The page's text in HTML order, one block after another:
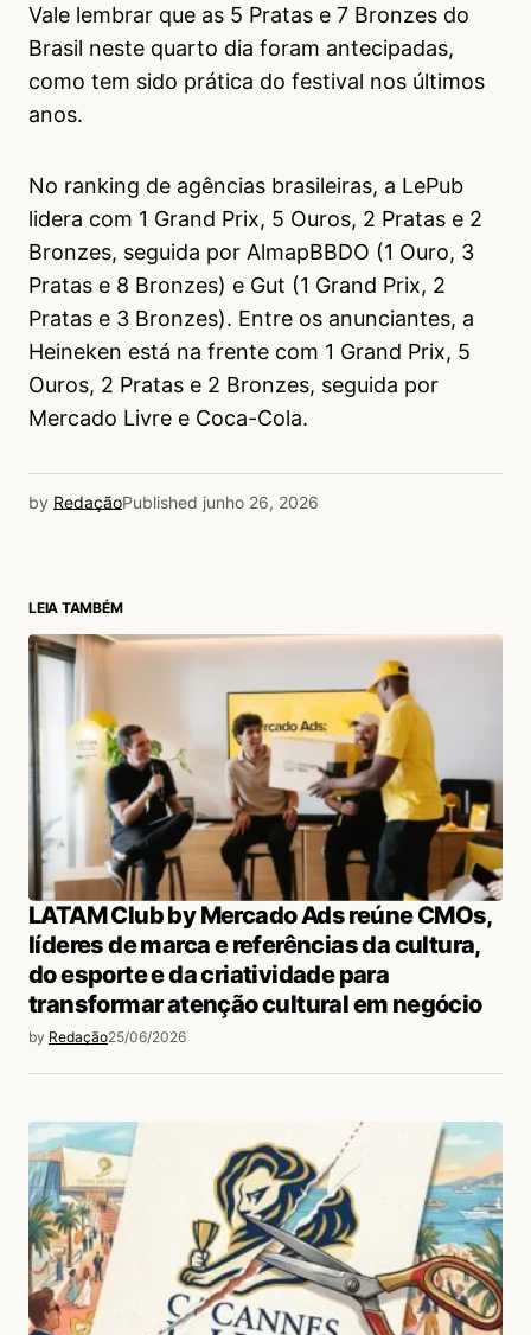
Vale lembrar que as 5 Pratas e 7 Bronzes do
Brasil neste quarto dia foram antecipadas,
como tem sido prática do festival nos últimos
anos.
No ranking de agências brasileiras, a LePub
lidera com 1 Grand Prix, 5 Ouros, 2 Pratas e 2
Bronzes, seguida por AlmapBBDO (1 Ouro, 3
Pratas e 8 Bronzes) e Gut (1 Grand Prix, 2
Pratas e 3 Bronzes). Entre os anunciantes, a
Heineken está na frente com 1 Grand Prix, 5
Ouros, 2 Pratas e 2 Bronzes, seguida por
Mercado Livre e Coca-Cola.
by RedaçãoPublished junho 26, 2026
LEIA TAMBÉM
LATAM Club by Mercado Ads reúne CMOs,
líderes de marca e referências da cultura,
do esporte e da criatividade para
transformar atenção cultural em negócio
by Redação25/06/2026